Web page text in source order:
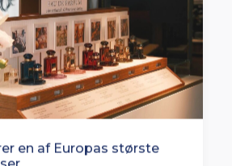
en af Europas største